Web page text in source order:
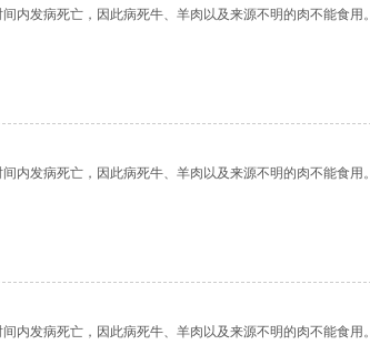
内发病死亡，因此病死牛、羊肉以及来源不明的肉不能食用。
内发病死亡，因此病死牛、羊肉以及来源不明的肉不能食用。
内发病死亡，因此病死牛、羊肉以及来源不明的肉不能食用。